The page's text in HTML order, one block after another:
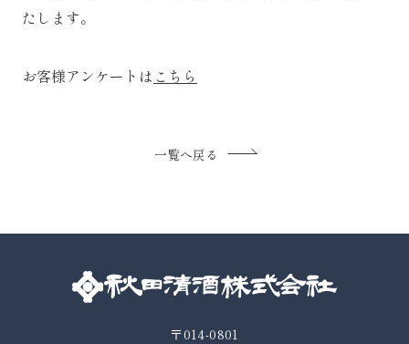
たします。
お客様アンケートは こちら
一覧へ戻る
〒014-0801